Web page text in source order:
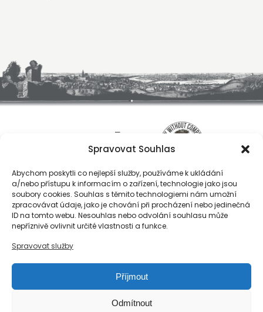
Spravovat Souhlas
Abychom poskytli co nejlepší služby, používáme k ukládání
a/nebo přístupu k informacím o zařízení, technologie jako jsou
soubory cookies. Souhlas s těmito technologiemi nám umožní
zpracovávat údaje, jako je chování při procházení nebo jedinečná
ID na tomto webu. Nesouhlas nebo odvolání souhlasu může
nepříznivě ovlivnit určité vlastnosti a funkce.
Spravovat služby
Příjmout
Odmítnout
O nás
Obchodní podmínky
Zásady ochrany osobních údajů